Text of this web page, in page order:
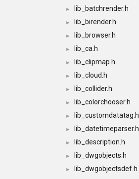
► lib_batchrender.h
► lib_birender.h
► lib_browser.h
► lib_ca.h
► lib_clipmap.h
► lib_cloud.h
► lib_collider.h
► lib_colorchooser.h
► lib_customdatatag.h
► lib_datetimeparser.h
► lib_description.h
► lib_dwgobjects.h
► lib_dwgobjectsdef.h